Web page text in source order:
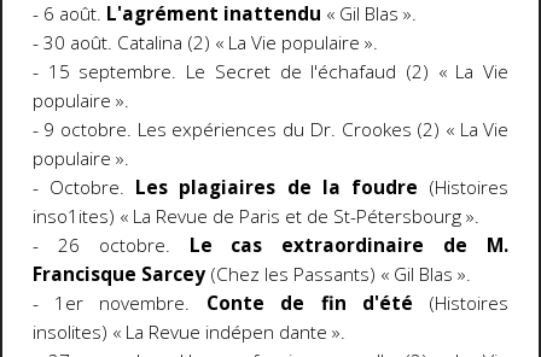
- 6 août. L'agrément inattendu « Gil Blas ».
- 30 août. Catalina (2) « La Vie populaire ».
- 15 septembre. Le Secret de l'échafaud (2) « La Vie
populaire ».
- 9 octobre. Les expériences du Dr. Crookes (2) « La Vie
populaire ».
- Octobre. Les plagiaires de la foudre (Histoires
inso1ites) « La Revue de Paris et de St-Pétersbourg ».
- 26 octobre.
Le cas extraordinaire de M.
Francisque Sarcey (Chez les Passants) « Gil Blas ».
- 1er novembre.
Conte de fin d'été
(Histoires
insolites) « La Revue indépen dante ».